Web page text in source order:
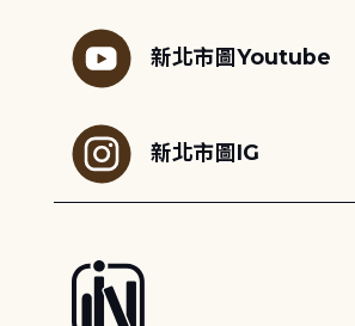
新北市圖Youtube
新北市圖IG